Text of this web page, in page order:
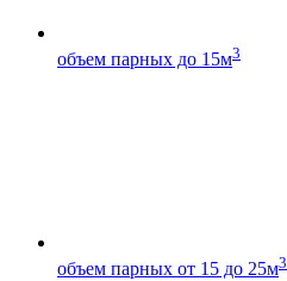
объем парных до 15м3
объем парных от 15 до 25м3